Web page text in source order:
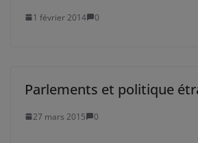
1 février 2014 0
Parlements et politique
27 mars 2015 0